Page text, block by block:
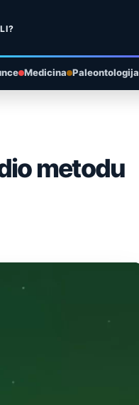
Medicina Paleontologija
metodu